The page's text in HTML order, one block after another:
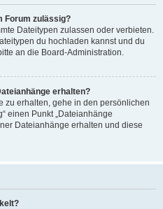
Forum zulässig?
Dateitypen zulassen oder verbieten.
du hochladen kannst und du
an die Board-Administration.
erhalten?
zu erhalten, gehe in den persönlichen
einen Punkt „Dateianhänge
Dateianhänge erhalten und diese